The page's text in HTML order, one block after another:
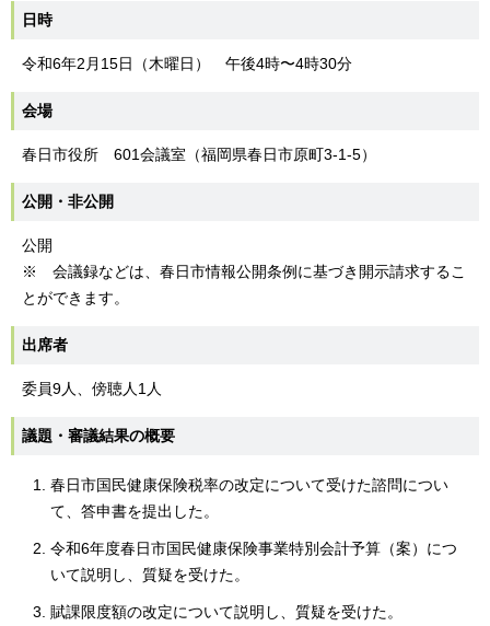
日時
令和6年2月15日（木曜日） 午後4時〜4時30分
会場
春日市役所 601会議室（福岡県春日市原町3-1-5）
公開・非公開
公開
※ 会議録などは、春日市情報公開条例に基づき開示請求するこ
とができます。
出席者
委員9人、傍聴人1人
議題・審議結果の概要
春日市国民健康保険税率の改定について受けた諮問につい
て、答申書を提出した。
令和6年度春日市国民健康保険事業特別会計予算（案）につ
いて説明し、質疑を受けた。
賦課限度額の改定について説明し、質疑を受けた。